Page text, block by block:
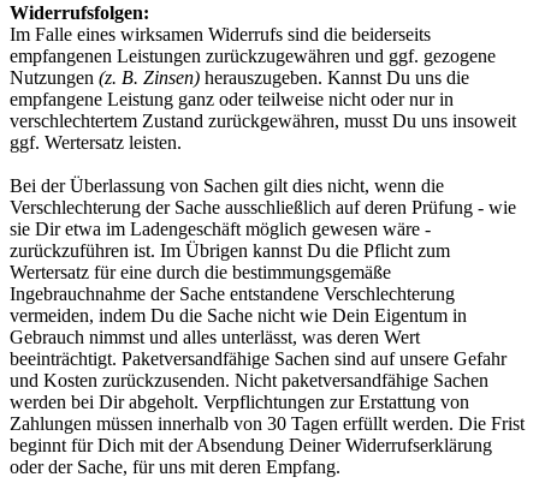
Widerrufsfolgen:
Im Falle eines wirksamen Widerrufs sind die beiderseits
empfangenen Leistungen zurückzugewähren und ggf. gezogene
Nutzungen (z. B. Zinsen) herauszugeben. Kannst Du uns die
empfangene Leistung ganz oder teilweise nicht oder nur in
verschlechtertem Zustand zurückgewähren, musst Du uns insoweit
ggf. Wertersatz leisten.
Bei der Überlassung von Sachen gilt dies nicht, wenn die
Verschlechterung der Sache ausschließlich auf deren Prüfung - wie
sie Dir etwa im Ladengeschäft möglich gewesen wäre -
zurückzuführen ist. Im Übrigen kannst Du die Pflicht zum
Wertersatz für eine durch die bestimmungsgemäße
Ingebrauchnahme der Sache entstandene Verschlechterung
vermeiden, indem Du die Sache nicht wie Dein Eigentum in
Gebrauch nimmst und alles unterlässt, was deren Wert
beeinträchtigt. Paketversandfähige Sachen sind auf unsere Gefahr
und Kosten zurückzusenden. Nicht paketversandfähige Sachen
werden bei Dir abgeholt. Verpflichtungen zur Erstattung von
Zahlungen müssen innerhalb von 30 Tagen erfüllt werden. Die Frist
beginnt für Dich mit der Absendung Deiner Widerrufserklärung
oder der Sache, für uns mit deren Empfang.